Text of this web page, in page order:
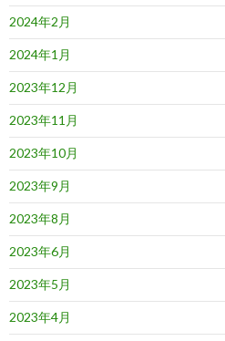
2024年2月
2024年1月
2023年12月
2023年11月
2023年10月
2023年9月
2023年8月
2023年6月
2023年5月
2023年4月